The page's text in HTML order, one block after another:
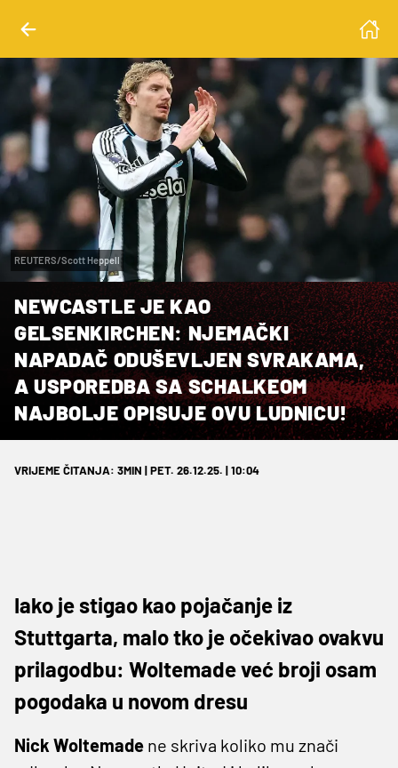
REUTERS/Scott Heppell
NEWCASTLE JE KAO
GELSENKIRCHEN: NJEMAČKI
NAPADAČ ODUŠEVLJEN SVRAKAMA,
A USPOREDBA SA SCHALKEOM
NAJBOLJE OPISUJE OVU LUDNICU!
VRIJEME ČITANJA: 3MIN | PET. 26.12.25. | 10:04
Iako je stigao kao pojačanje iz
Stuttgarta, malo tko je očekivao ovakvu
prilagodbu: Woltemade već broji osam
pogodaka u novom dresu
Nick Woltemade ne skriva koliko mu znači